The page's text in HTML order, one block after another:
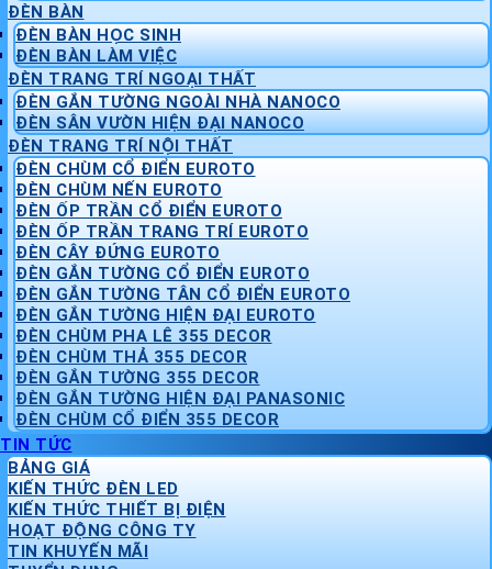
ĐÈN BÀN
ĐÈN BÀN HỌC SINH
ĐÈN BÀN LÀM VIỆC
ĐÈN TRANG TRÍ NGOẠI THẤT
ĐÈN GẮN TƯỜNG NGOÀI NHÀ NANOCO
ĐÈN SÂN VƯỜN HIỆN ĐẠI NANOCO
ĐÈN TRANG TRÍ NỘI THẤT
ĐÈN CHÙM CỔ ĐIỂN EUROTO
ĐÈN CHÙM NẾN EUROTO
ĐÈN ỐP TRẦN CỔ ĐIỂN EUROTO
ĐÈN ỐP TRẦN TRANG TRÍ EUROTO
ĐÈN CÂY ĐỨNG EUROTO
ĐÈN GẮN TƯỜNG CỔ ĐIỂN EUROTO
ĐÈN GẮN TƯỜNG TÂN CỔ ĐIỂN EUROTO
ĐÈN GẮN TƯỜNG HIỆN ĐẠI EUROTO
ĐÈN CHÙM PHA LÊ 355 DECOR
ĐÈN CHÙM THẢ 355 DECOR
ĐÈN GẮN TƯỜNG 355 DECOR
ĐÈN GẮN TƯỜNG HIỆN ĐẠI PANASONIC
ĐÈN CHÙM CỔ ĐIỂN 355 DECOR
TIN TỨC
BẢNG GIÁ
KIẾN THỨC ĐÈN LED
KIẾN THỨC THIẾT BỊ ĐIỆN
HOẠT ĐỘNG CÔNG TY
TIN KHUYẾN MÃI